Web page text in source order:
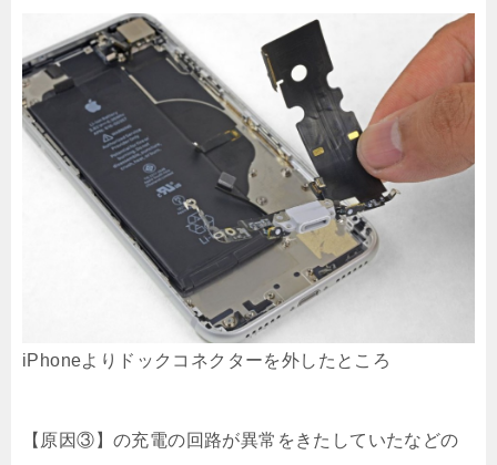
iPhoneよりドックコネクターを外したところ
【原因③】の充電の回路が異常をきたしていたなどの